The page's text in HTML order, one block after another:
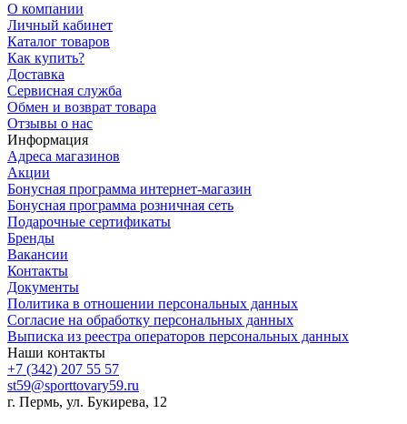
О компании
Личный кабинет
Каталог товаров
Как купить?
Доставка
Сервисная служба
Обмен и возврат товара
Отзывы о нас
Информация
Адреса магазинов
Акции
Бонусная программа интернет-магазин
Бонусная программа розничная сеть
Подарочные сертификаты
Бренды
Вакансии
Контакты
Документы
Политика в отношении персональных данных
Согласие на обработку персональных данных
Выписка из реестра операторов персональных данных
Наши контакты
+7 (342) 207 55 57
st59@sporttovary59.ru
г. Пермь, ул. Букирева, 12